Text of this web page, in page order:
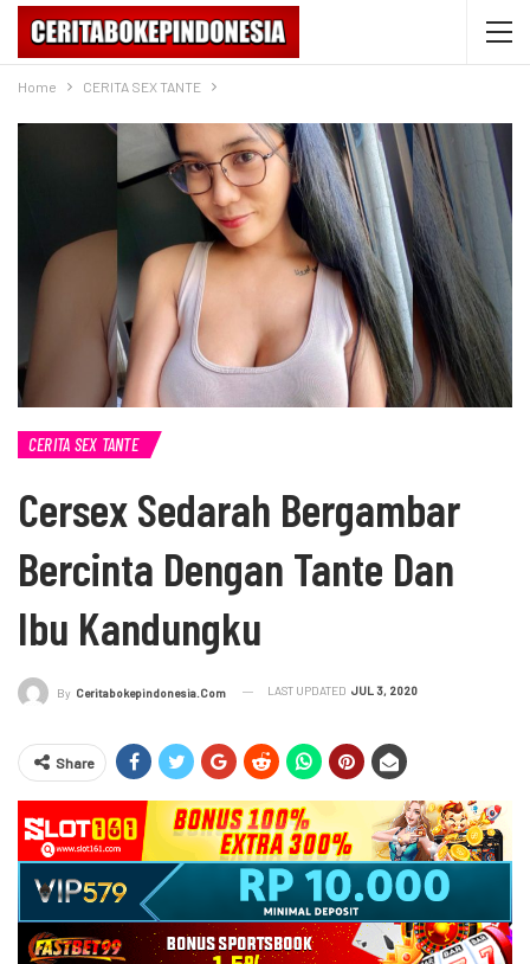
Home CERITA SEX TANTE
CERITA SEX TANTE
Cersex Sedarah Bergambar
Bercinta Dengan Tante Dan
Ibu Kandungku
By Ceritabokepindonesia.com LAST UPDATED JUL 3, 2020
Share